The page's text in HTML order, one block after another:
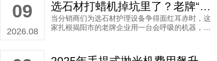
09
2026.08
选石材打蜡机掉坑里了？老牌“老司机”教你避雷不迷路
当分销商们为选石材护理设备争得面红耳赤时，这
家扎根揭阳市的老牌企业用一台会呼吸的机器，让